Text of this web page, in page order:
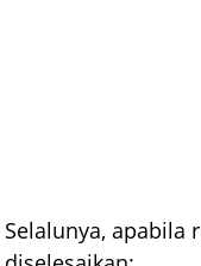
Selalunya, apabila